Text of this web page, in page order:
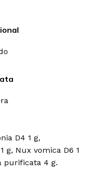
D4 1 g,
g, Nux vomica D6 1
purificata 4 g.